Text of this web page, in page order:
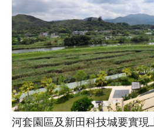
河套園區及新田科技城要實現